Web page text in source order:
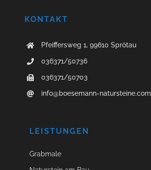
KONTAKT
Pfeiffersweg 1, 99610 Sprötau
036371/50736
036371/50703
info@boesemann-natursteine.com
LEISTUNGEN
Grabmale